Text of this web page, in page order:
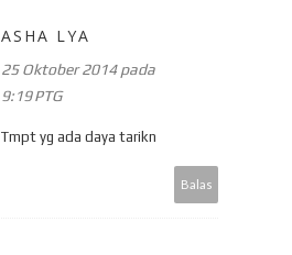
ASHA LYA
25 Oktober 2014 pada
9:19 PTG
Tmpt yg ada daya tarikn
Balas